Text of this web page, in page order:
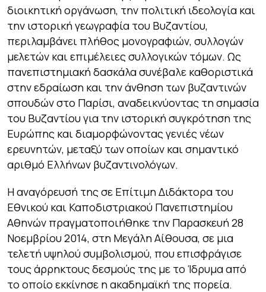
διοικητική οργάνωση, την πολιτική ιδεολογία και
την ιστορική γεωγραφία του Βυζαντίου,
περιλαμβάνει πλήθος μονογραφιών, συλλογών
μελετών και επιμέλειες συλλογικών τόμων. Ως
πανεπιστημιακή δασκάλα συνέβαλε καθοριστικά
στην εδραίωση και την άνθηση των βυζαντινών
σπουδών στο Παρίσι, αναδεικνύοντας τη σημασία
του Βυζαντίου για την ιστορική συγκρότηση της
Ευρώπης και διαμορφώνοντας γενιές νέων
ερευνητών, μεταξύ των οποίων και σημαντικό
αριθμό Ελλήνων βυζαντινολόγων.
Η αναγόρευσή της σε Επίτιμη Διδάκτορα του
Εθνικού και Καποδιστριακού Πανεπιστημίου
Αθηνών πραγματοποιήθηκε την Παρασκευή 28
Νοεμβρίου 2014, στη Μεγάλη Αίθουσα, σε μια
τελετή υψηλού συμβολισμού, που επισφράγισε
τους άρρηκτους δεσμούς της με το Ίδρυμα από
το οποίο εκκίνησε η ακαδημαϊκή της πορεία.